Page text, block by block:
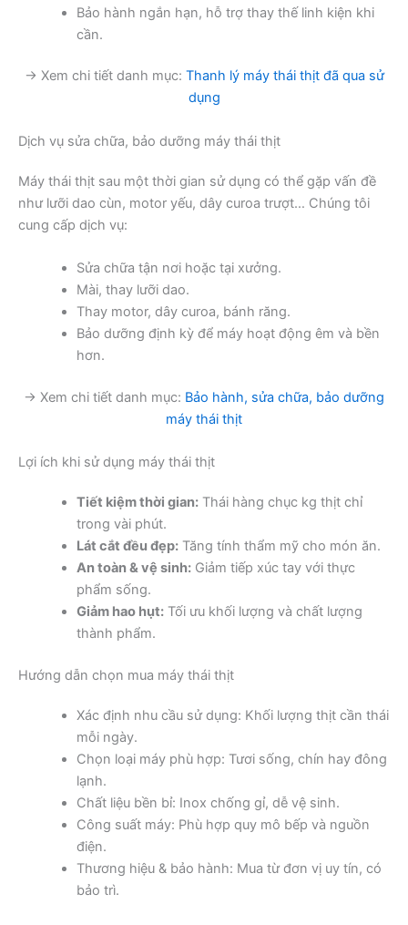
Bảo hành ngắn hạn, hỗ trợ thay thế linh kiện khi
cần.
→ Xem chi tiết danh mục: Thanh lý máy thái thịt đã qua sử
dụng
Dịch vụ sửa chữa, bảo dưỡng máy thái thịt
Máy thái thịt sau một thời gian sử dụng có thể gặp vấn đề
như lưỡi dao cùn, motor yếu, dây curoa trượt… Chúng tôi
cung cấp dịch vụ:
Sửa chữa tận nơi hoặc tại xưởng.
Mài, thay lưỡi dao.
Thay motor, dây curoa, bánh răng.
Bảo dưỡng định kỳ để máy hoạt động êm và bền
hơn.
→ Xem chi tiết danh mục: Bảo hành, sửa chữa, bảo dưỡng
máy thái thịt
Lợi ích khi sử dụng máy thái thịt
Tiết kiệm thời gian:Thái hàng chục kg thịt chỉ
trong vài phút.
Lát cắt đều đẹp:Tăng tính thẩm mỹ cho món ăn.
An toàn & vệ sinh:Giảm tiếp xúc tay với thực
phẩm sống.
Giảm hao hụt:Tối ưu khối lượng và chất lượng
thành phẩm.
Hướng dẫn chọn mua máy thái thịt
Xác định nhu cầu sử dụng: Khối lượng thịt cần thái
mỗi ngày.
Chọn loại máy phù hợp: Tươi sống, chín hay đông
lạnh.
Chất liệu bền bỉ: Inox chống gỉ, dễ vệ sinh.
Công suất máy: Phù hợp quy mô bếp và nguồn
điện.
Thương hiệu & bảo hành: Mua từ đơn vị uy tín, có
bảo trì.